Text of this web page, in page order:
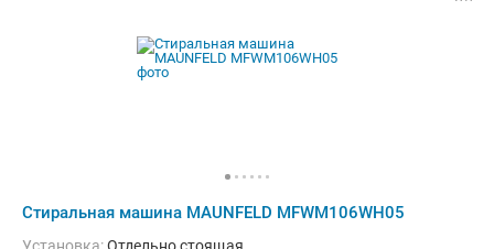
Стиральная машина MAUNFELD MFWM106WH05